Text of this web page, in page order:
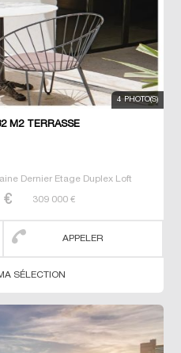
4 PHOTO(S)
M2 TERRASSE
Dernier Etage Duplex Loft
309 000 €
APPELER
SÉLECTION